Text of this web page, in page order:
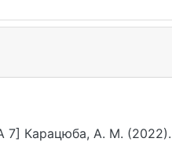
7] Карацюба, А. М. (2022).